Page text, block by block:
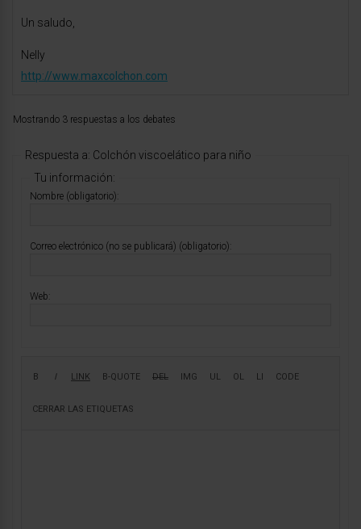
Un saludo,
Nelly
http://www.maxcolchon.com
Mostrando 3 respuestas a los debates
Respuesta a: Colchón viscoelático para niño
Tu información:
Nombre (obligatorio):
Correo electrónico (no se publicará) (obligatorio):
Web: